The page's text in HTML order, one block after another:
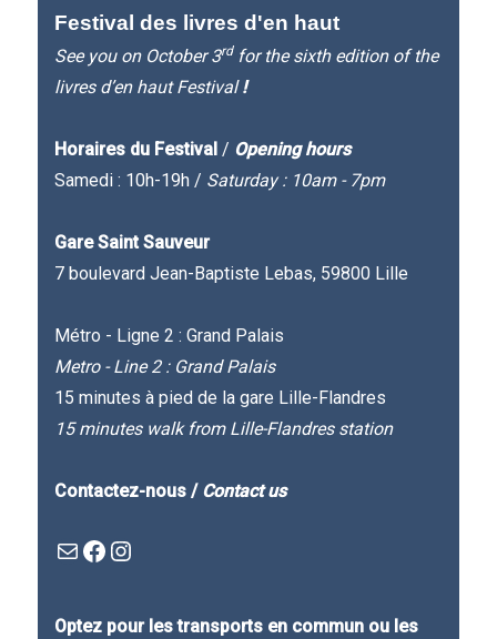
Festival des livres d'en haut
See you on October 3rdfor the sixth edition of the
livres d’en haut Festival!
Horaires du Festival / Opening hours
Samedi : 10h-19h / Saturday : 10am - 7pm
Gare Saint Sauveur
7 boulevard Jean-Baptiste Lebas, 59800 Lille
Métro - Ligne 2 : Grand Palais
Metro - Line 2 : Grand Palais
15 minutes à pied de la gare Lille-Flandres
15 minutes walk from Lille-Flandres station
Contactez-nous / Contact us
Mail
Facebook : Festivla des livres d'en hautInstagram
Optez pour les transports en commun ou les